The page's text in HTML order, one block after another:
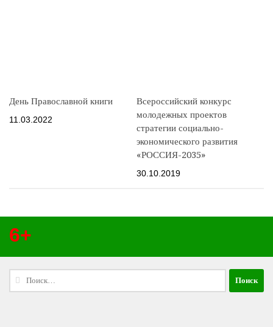
День Православной книги
11.03.2022
Всероссийский конкурс
молодежных проектов
стратегии социально-
экономического развития
«РОССИЯ-2035»
30.10.2019
6+
Найти: